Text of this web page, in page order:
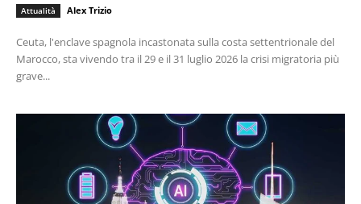
Attualità Alex Trizio
Ceuta, l'enclave spagnola incastonata sulla costa settentrionale del
Marocco, sta vivendo tra il 29 e il 31 luglio 2026 la crisi migratoria più
grave...